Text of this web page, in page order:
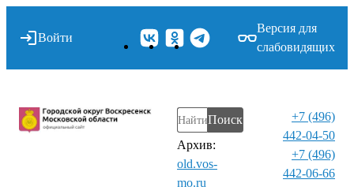
Войти
Версия для
слабовидящих
Поиск
Архив:
old.vos-
mo.ru
+7 (496)
442-04-50
+7 (496)
442-06-66